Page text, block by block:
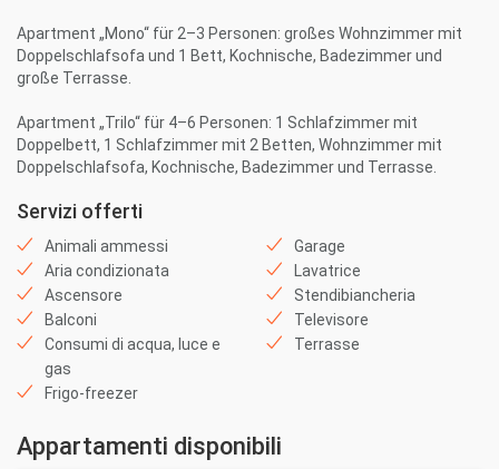
Apartment „Mono“ für 2–3 Personen: großes Wohnzimmer mit
Doppelschlafsofa und 1 Bett, Kochnische, Badezimmer und
große Terrasse.
Apartment „Trilo“ für 4–6 Personen: 1 Schlafzimmer mit
Doppelbett, 1 Schlafzimmer mit 2 Betten, Wohnzimmer mit
Doppelschlafsofa, Kochnische, Badezimmer und Terrasse.
Servizi offerti
Animali ammessi
Aria condizionata
Ascensore
Balconi
Consumi di acqua, luce e
gas
Frigo-freezer
Garage
Lavatrice
Stendibiancheria
Televisore
Terrasse
Appartamenti disponibili